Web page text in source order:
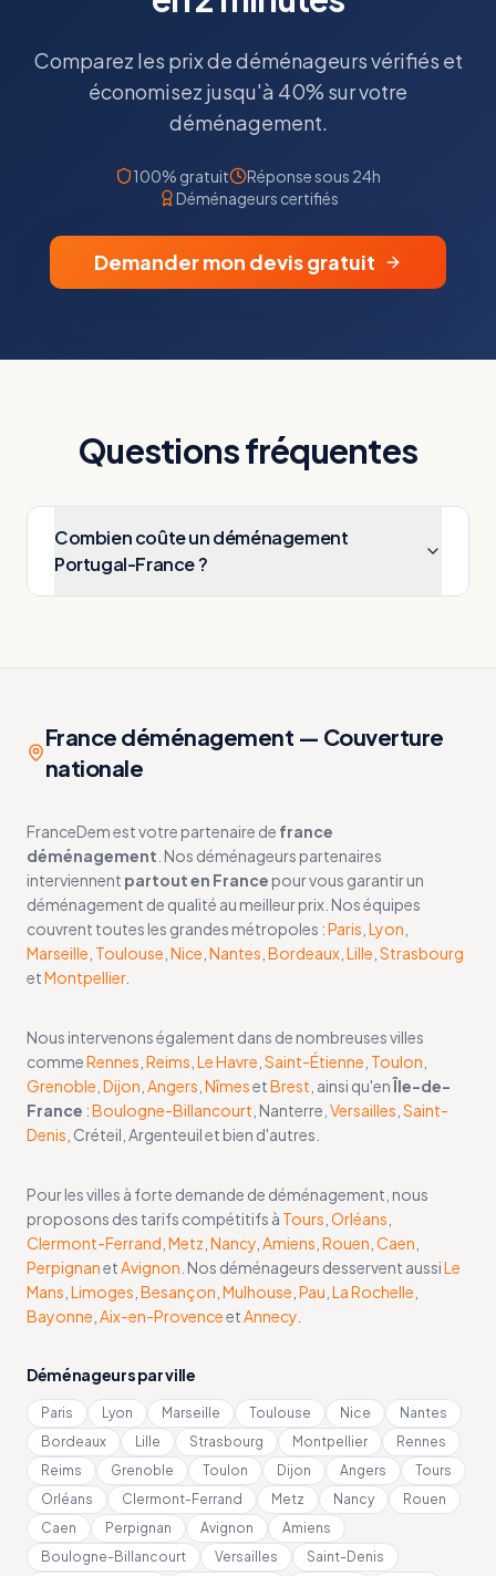
Comparez les prix de déménageurs vérifiés et
économisez jusqu'à 40% sur votre
déménagement.
100% gratuit
Réponse sous 24h
Déménageurs certifiés
Demander mon devis gratuit
Questions fréquentes
Combien coûte un déménagement
Portugal-France ?
France déménagement — Couverture
nationale
FranceDem est votre partenaire de france
déménagement . Nos déménageurs partenaires
interviennent partout en France pour vous garantir un
déménagement de qualité au meilleur prix. Nos équipes
couvrent toutes les grandes métropoles :Paris Lyon
Marseille Toulouse Nice Nantes Bordeaux Lille Strasbourg
etMontpellier.
Nous intervenons également dans de nombreuses villes
commeRennes Reims Le Havre Saint-Étienne Toulon
Grenoble Dijon Angers NîmesetBrest , ainsi qu'enÎle-de-
France :Boulogne-Billancourt , Nanterre, Versailles Saint-
Denis , Créteil, Argenteuil et bien d'autres.
Pour les villes à forte demande de déménagement, nous
proposons des tarifs compétitifs à Tours Orléans
Clermont-Ferrand Metz Nancy Amiens Rouen Caen
PerpignanetAvignon . Nos déménageurs desservent aussiLe
Mans Limoges Besançon Mulhouse Pau La Rochelle
Bayonne Aix-en-ProvenceetAnnecy
Déménageurs par ville
Paris Lyon Marseille Toulouse Nice
Nantes
Bordeaux
Lille Strasbourg Montpellier
Rennes
Reims
Grenoble Toulon Dijon Angers
Tours
Orléans
Clermont-Ferrand Metz Nancy
Rouen
Caen
Perpignan Avignon
Amiens
Boulogne-Billancourt
Versailles
Saint-Denis